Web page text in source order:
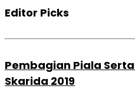
Editor Picks
Pembagian Piala
Skarida 2019